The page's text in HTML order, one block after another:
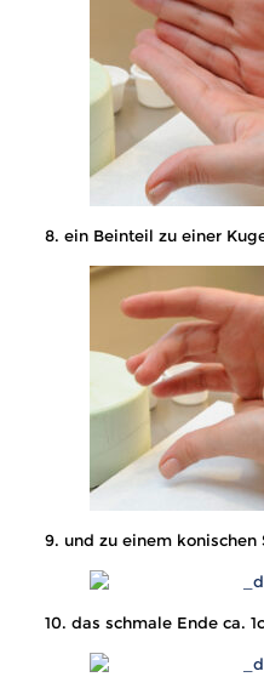
8. ein Beinteil zu einer
9. und zu einem konischen
10. das schmale Ende ca.